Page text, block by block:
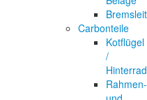
Carbonteile
Kotflügel
/